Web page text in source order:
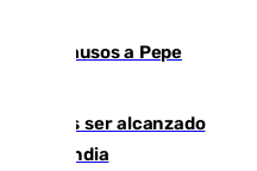
y aplausos a Pepe
tras ser alcanzado
Tailandia